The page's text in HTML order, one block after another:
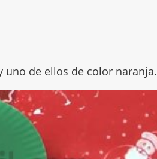
uno de ellos de color naranja.